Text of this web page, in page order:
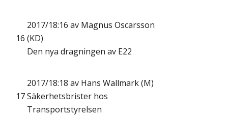
16
2017/18:16 av Magnus Oscarsson
(KD)
Den nya dragningen av E22
17
2017/18:18 av Hans Wallmark (M)
Säkerhetsbrister hos
Transportstyrelsen